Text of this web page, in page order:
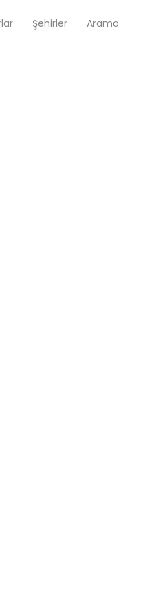
Şehirler Arama